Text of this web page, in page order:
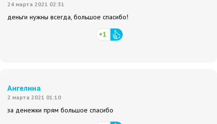
24 марта 2021 02:31
деньги нужны всегда, большое спасибо!
+1
Ангелина
2 марта 2021 01:10
за денежки прям большое спасибо